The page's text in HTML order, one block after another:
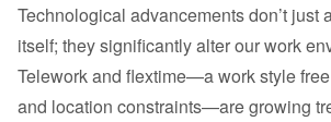
Technological advancements don’t just
itself; they significantly alter our work
Telework and flextime—a work style
and location constraints—are growing